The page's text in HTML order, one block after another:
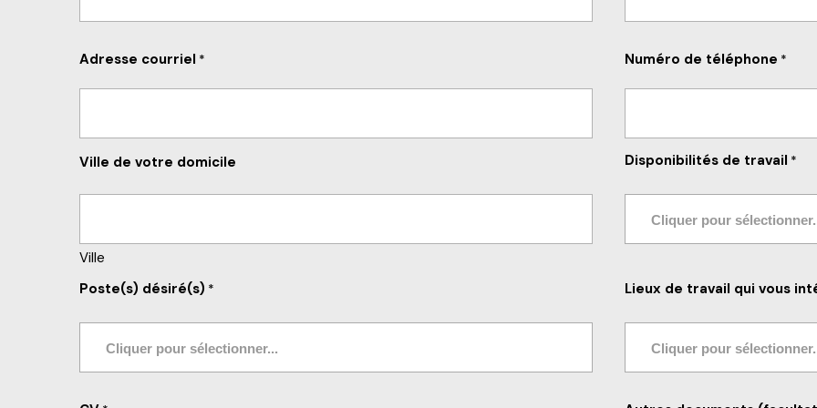
Adresse courriel * Numéro de téléphone *
Ville de votre domicile
Ville
Disponibilités de travail *
Poste(s) désiré(s) * Lieux de travail qui vous